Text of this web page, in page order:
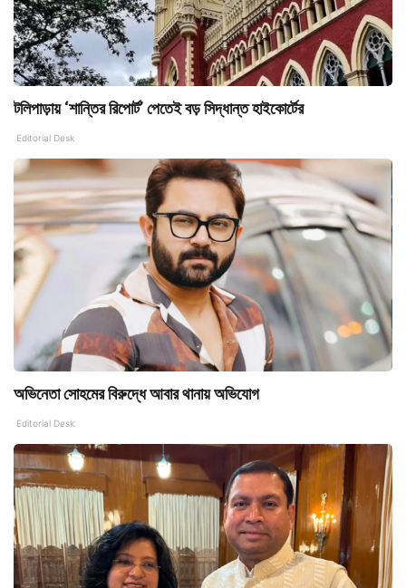
টলিপাড়ায় ‘শান্তির রিপোর্ট’ পেতেই বড় সিদ্ধান্ত হাইকোর্টের
Editorial Desk
অভিনেতা সোহমের বিরুদ্ধে আবার থানায় অভিযোগ
Editorial Desk